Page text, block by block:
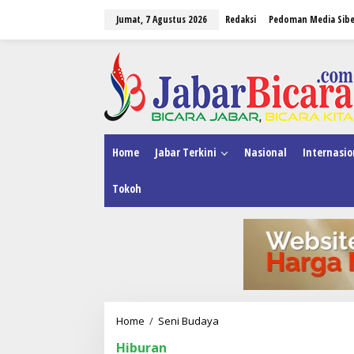
Jumat, 7 Agustus 2026 Redaksi Pedoman Media
Home Jabar Terkini Nasional
Tokoh
Home / Seni Budaya
Hiburan